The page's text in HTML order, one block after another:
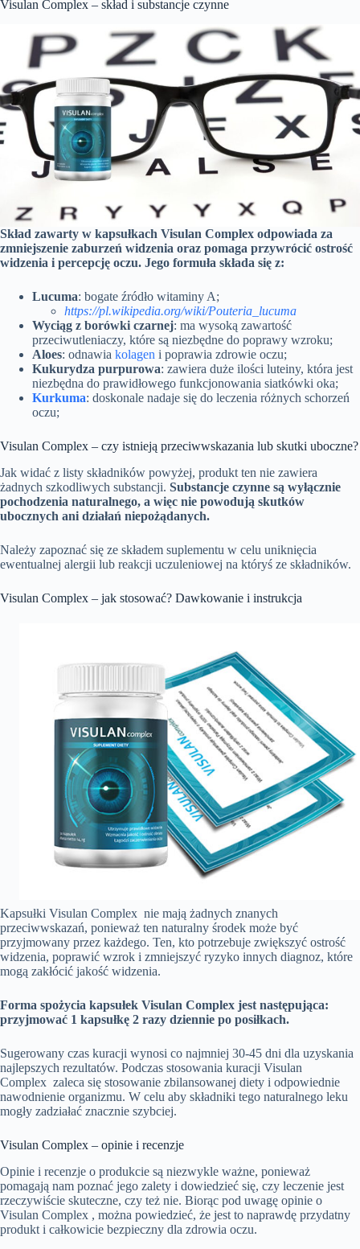
Visulan Complex – skład i substancje czynne
Skład zawarty w kapsułkach Visulan Complex odpowiada za
zmniejszenie zaburzeń widzenia oraz pomaga przywrócić ostrość
widzenia i percepcję oczu. Jego formuła składa się z:
Lucuma: bogate źródło witaminy A;
https://pl.wikipedia.org/wiki/Pouteria_lucuma
Wyciąg z borówki czarnej: ma wysoką zawartość
przeciwutleniaczy, które są niezbędne do poprawy wzroku;
Aloes: odnawia kolagen i poprawia zdrowie oczu;
Kukurydza purpurowa: zawiera duże ilości luteiny, która jest
niezbędna do prawidłowego funkcjonowania siatkówki oka;
Kurkuma: doskonale nadaje się do leczenia różnych schorzeń
oczu;
Visulan Complex – czy istnieją przeciwwskazania lub skutki uboczne?
Jak widać z listy składników powyżej, produkt ten nie zawiera
żadnych szkodliwych substancji. Substancje czynne są wyłącznie
pochodzenia naturalnego, a więc nie powodują skutków
ubocznych ani działań niepożądanych.
Należy zapoznać się ze składem suplementu w celu uniknięcia
ewentualnej alergii lub reakcji uczuleniowej na któryś ze składników.
Visulan Complex – jak stosować? Dawkowanie i instrukcja
Kapsułki Visulan Complex nie mają żadnych znanych
przeciwwskazań, ponieważ ten naturalny środek może być
przyjmowany przez każdego. Ten, kto potrzebuje zwiększyć ostrość
widzenia, poprawić wzrok i zmniejszyć ryzyko innych diagnoz, które
mogą zakłócić jakość widzenia.
Forma spożycia kapsułek Visulan Complex jest następująca:
przyjmować 1 kapsułkę 2 razy dziennie po posiłkach.
Sugerowany czas kuracji wynosi co najmniej 30-45 dni dla uzyskania
najlepszych rezultatów. Podczas stosowania kuracji Visulan
Complex zaleca się stosowanie zbilansowanej diety i odpowiednie
nawodnienie organizmu. W celu aby składniki tego naturalnego leku
mogły zadziałać znacznie szybciej.
Visulan Complex – opinie i recenzje
Opinie i recenzje o produkcie są niezwykle ważne, ponieważ
pomagają nam poznać jego zalety i dowiedzieć się, czy leczenie jest
rzeczywiście skuteczne, czy też nie. Biorąc pod uwagę opinie o
Visulan Complex , można powiedzieć, że jest to naprawdę przydatny
produkt i całkowicie bezpieczny dla zdrowia oczu.